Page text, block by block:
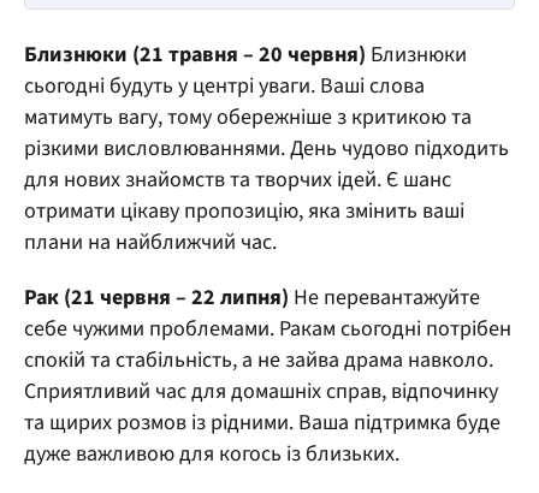
Близнюки (21 травня – 20 червня) Близнюки
сьогодні будуть у центрі уваги. Ваші слова
матимуть вагу, тому обережніше з критикою та
різкими висловлюваннями. День чудово підходить
для нових знайомств та творчих ідей. Є шанс
отримати цікаву пропозицію, яка змінить ваші
плани на найближчий час.
Рак (21 червня – 22 липня) Не перевантажуйте
себе чужими проблемами. Ракам сьогодні потрібен
спокій та стабільність, а не зайва драма навколо.
Сприятливий час для домашніх справ, відпочинку
та щирих розмов із рідними. Ваша підтримка буде
дуже важливою для когось із близьких.